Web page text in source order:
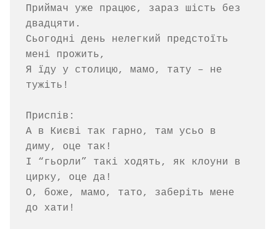
Приймач уже працює, зараз шість без
двадцяти.
Сьогодні день нелегкий предстоїть
мені прожить,
Я їду у столицю, мамо, тату – не
тужіть!
Приспів:
А в Києві так гарно, там усьо в
диму, оце так!
І “гьорли” такі ходять, як клоуни в
цирку, оце да!
О, боже, мамо, тато, заберіть мене
до хати!